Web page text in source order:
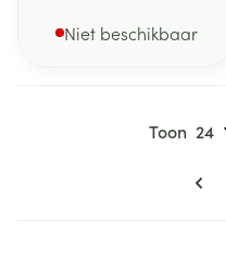
Niet beschikbaar
Toon